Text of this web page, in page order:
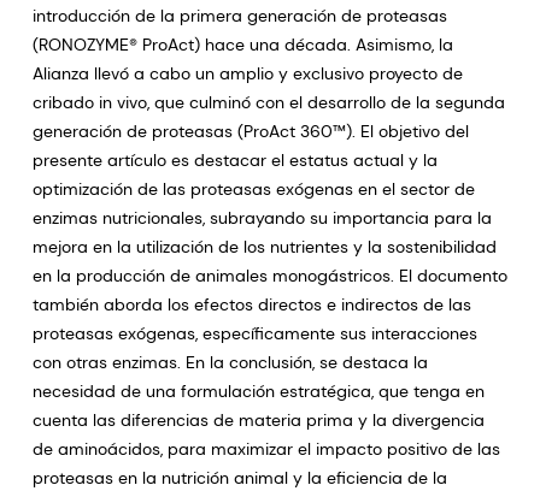
introducción de la primera generación de proteasas
(RONOZYME® ProAct) hace una década. Asimismo, la
Alianza llevó a cabo un amplio y exclusivo proyecto de
cribado in vivo, que culminó con el desarrollo de la segunda
generación de proteasas (ProAct 360™). El objetivo del
presente artículo es destacar el estatus actual y la
optimización de las proteasas exógenas en el sector de
enzimas nutricionales, subrayando su importancia para la
mejora en la utilización de los nutrientes y la sostenibilidad
en la producción de animales monogástricos. El documento
también aborda los efectos directos e indirectos de las
proteasas exógenas, específicamente sus interacciones
con otras enzimas. En la conclusión, se destaca la
necesidad de una formulación estratégica, que tenga en
cuenta las diferencias de materia prima y la divergencia
de aminoácidos, para maximizar el impacto positivo de las
proteasas en la nutrición animal y la eficiencia de la